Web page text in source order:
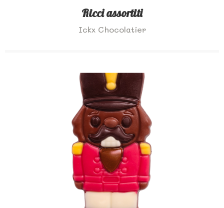
Ricci assortiti
Ickx Chocolatier